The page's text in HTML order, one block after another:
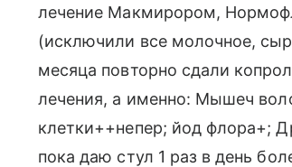
лечение Макмирором,
(исключили все молочное,
месяца повторно сдали
лечения, а именно: Мышеч
клетки++непер; йод флора+;
пока даю стул 1 раз в день